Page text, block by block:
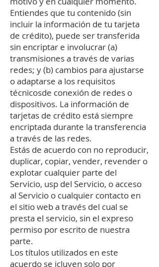
Entiendes que tu contenido (sin
incluir la información de tu tarjeta
de crédito), puede ser transferida
sin encriptar e involucrar (a)
transmisiones a través de varias
redes; y (b) cambios para ajustarse
o adaptarse a los requisitos
técnicosde conexión de redes o
dispositivos. La información de
tarjetas de crédito está siempre
encriptada durante la transferencia
a través de las redes.
Estás de acuerdo con no reproducir,
duplicar, copiar, vender, revender o
explotar cualquier parte del
Servicio, usp del Servicio, o acceso
al Servicio o cualquier contacto en
el sitio web a través del cual se
presta el servicio, sin el expreso
permiso por escrito de nuestra
parte.
Los títulos utilizados en este
acuerdo se icluyen solo por